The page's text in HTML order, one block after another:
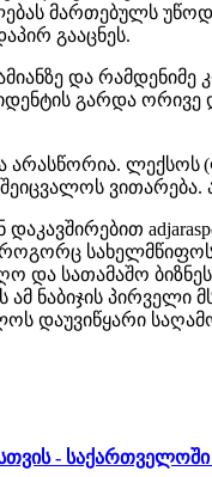
მართებულს
გააცნეს.
და
გარდა
არასწორია.
სათამაშო ბიზნესს
ამ ნაბიჯის
დაუვიწყარი
- საქართველოში